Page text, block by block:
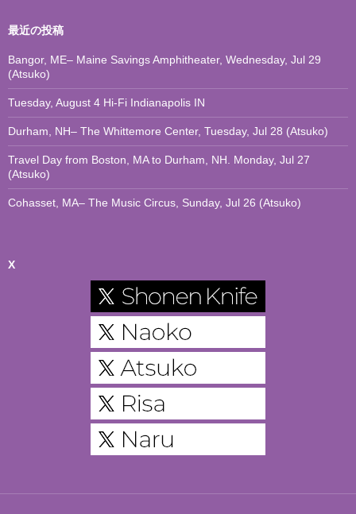
最近の投稿
Bangor, ME– Maine Savings Amphitheater, Wednesday, Jul 29
(Atsuko)
Tuesday, August 4 Hi-Fi Indianapolis IN
Durham, NH– The Whittemore Center, Tuesday, Jul 28 (Atsuko)
Travel Day from Boston, MA to Durham, NH. Monday, Jul 27
(Atsuko)
Cohasset, MA– The Music Circus, Sunday, Jul 26 (Atsuko)
X